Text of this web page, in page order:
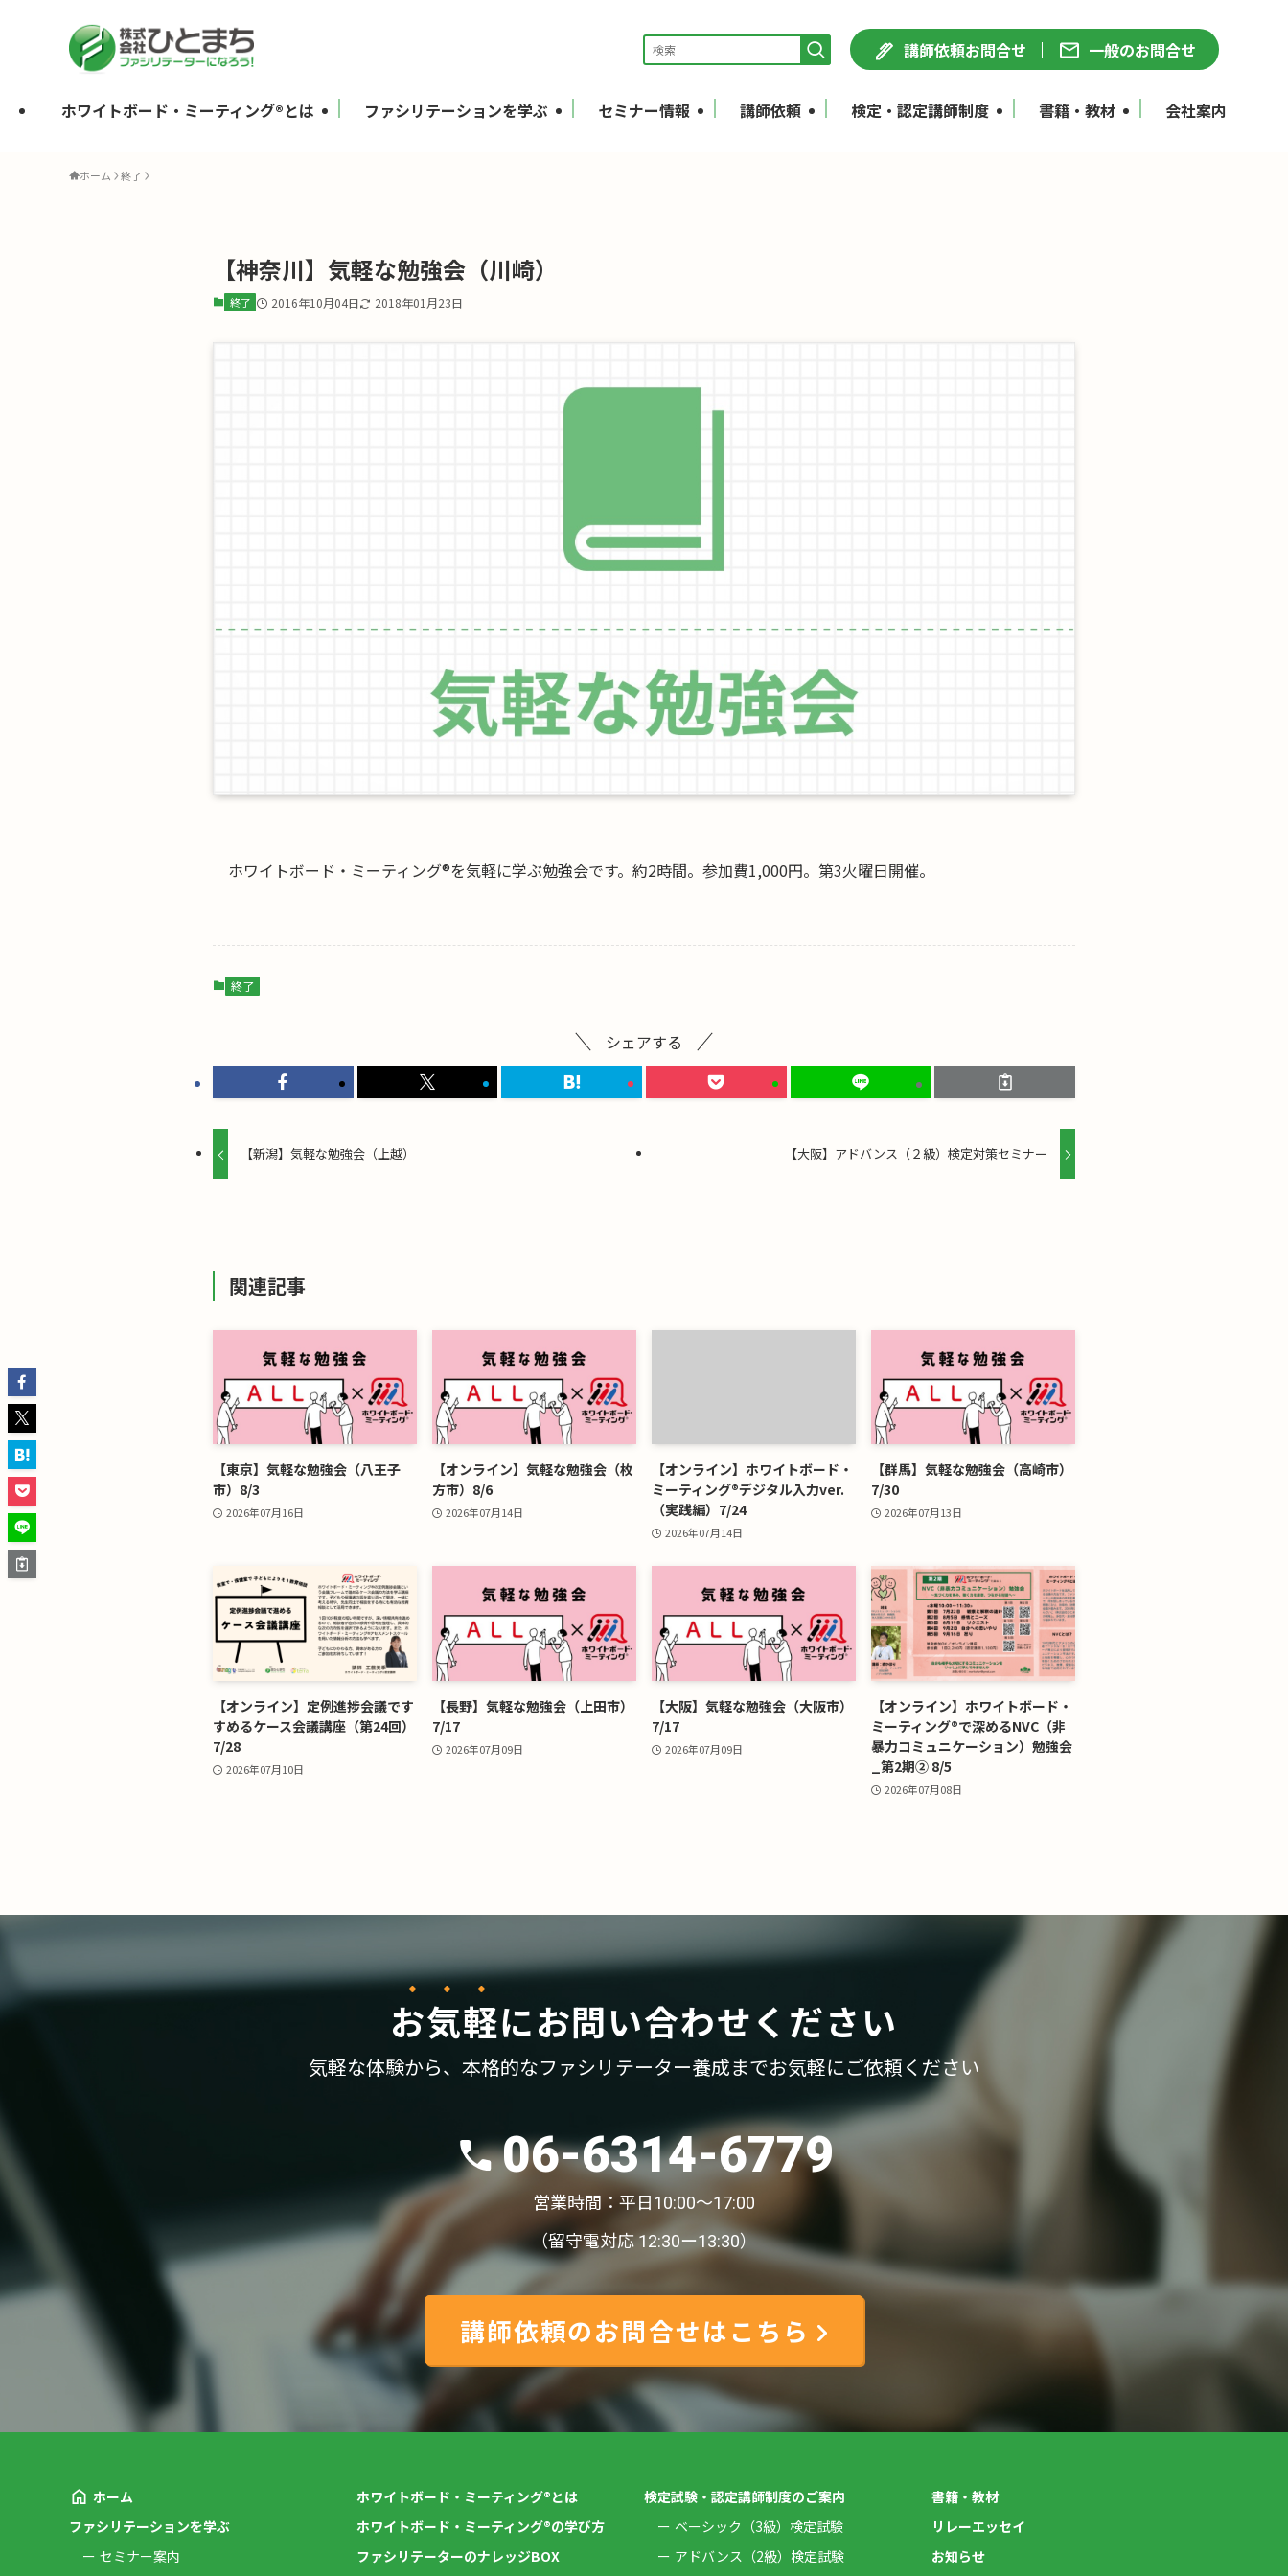
講師依頼お問合せ 一般のお問合せ
ホワイトボード・ミーティング®とは ファシリテーションを学ぶ セミナー情報 講師依頼 検定・認定講師制度 書籍・教材 会社案内
ホーム 終了
【神奈川】気軽な勉強会（川崎）
終了 2016年10月04日 2018年01月23日
ホワイトボード・ミーティング®を気軽に学ぶ勉強会です。約2時間。参加費1,000円。第3火曜日開催。
終了
シェアする
【新潟】気軽な勉強会（上越） 【大阪】アドバンス（２級）検定対策セミナー
関連記事
【東京】気軽な勉強会（八王子
市）8/3
2026年07月16日
【オンライン】気軽な勉強会（枚
方市）8/6
2026年07月14日
【オンライン】ホワイトボード・
ミーティング®デジタル入力ver.
（実践編）7/24
2026年07月14日
【群馬】気軽な勉強会（高崎市）
7/30
2026年07月13日
【オンライン】定例進捗会議です
すめるケース会議講座（第24回）
7/28
2026年07月10日
【長野】気軽な勉強会（上田市）
7/17
2026年07月09日
【大阪】気軽な勉強会（大阪市）
7/17
2026年07月09日
【オンライン】ホワイトボード・
ミーティング®で深めるNVC（非
暴力コミュニケーション）勉強会
_第2期② 8/5
2026年07月08日
お気軽にお問い合わせください
気軽な体験から、 本格的なファシリテーター養成までお気軽にご依頼ください
06-6314-6779
営業時間：平日10:00〜17:00
（留守電対応 12:30ー13:30）
講師依頼のお問合せはこちら
ホーム
ファシリテーションを学ぶ
セミナー案内
ホワイトボード・ミーティング®とは
ホワイトボード・ミーティング®の学び方
ファシリテーターのナレッジBOX
検定試験・認定講師制度のご案内
ベーシック（3級）検定試験
アドバンス（2級）検定試験
書籍・教材
リレーエッセイ
お知らせ